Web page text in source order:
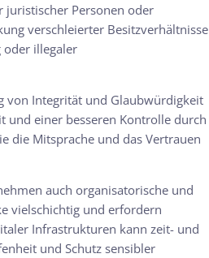
juristischer Personen oder
verschleierter Besitzverhältnisse
oder illegaler
von Integrität und Glaubwürdigkeit
und einer besseren Kontrolle durch
die Mitsprache und das Vertrauen
auch organisatorische und
vielschichtig und erfordern
Infrastrukturen kann zeit- und
und Schutz sensibler